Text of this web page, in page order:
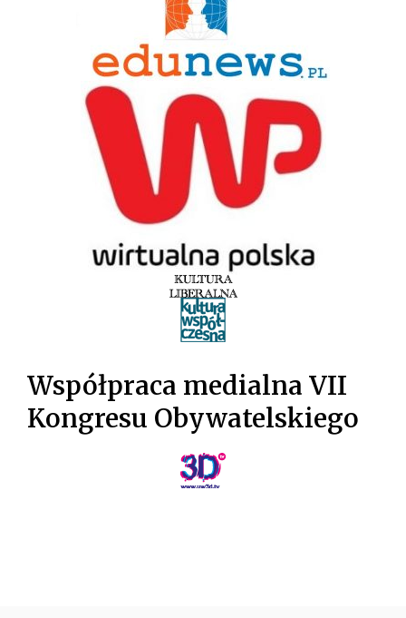
Współpraca medialna VII
Kongresu Obywatelskiego